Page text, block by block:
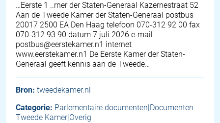
…Eerste 1 ..rner der Staten-Generaal Kazernestraat 52
Aan de Tweede Kamer der Staten-Generaal postbus
20017 2500 EA Den Haag telefoon 070-312 92 00 fax
070-312 93 90 datum 7 juli 2026 e-mail
postbus@eerstekamer.n1 internet
www.eerstekamer.n1 De Eerste Kamer der Staten-
Generaal geeft kennis aan de Tweede…
Bron: tweedekamer.nl
Categorie: Parlementaire documenten|Documenten
Tweede Kamer|Overig